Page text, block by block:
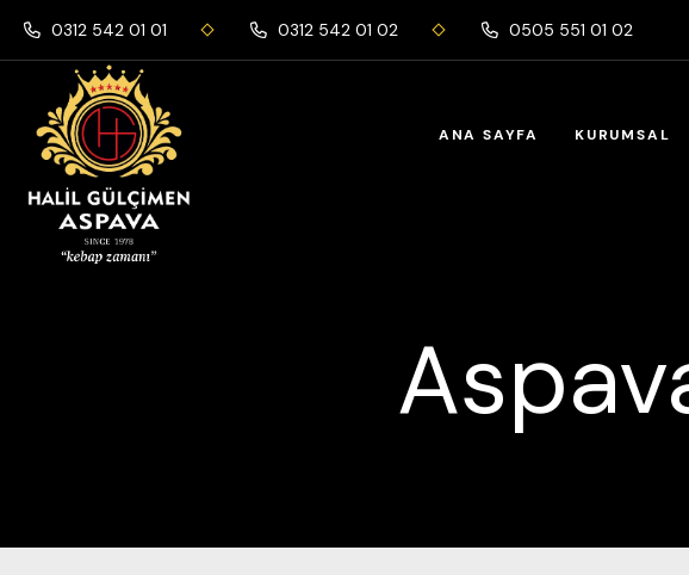
0312 542 01 01 0312 542 01 02 0505 551 01 02
ANA SAYFA KURUMSAL